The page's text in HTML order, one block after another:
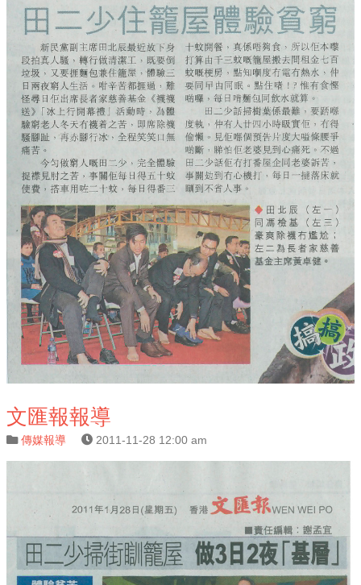
文匯報報導
傳媒報導 2011-11-28 12:00 am